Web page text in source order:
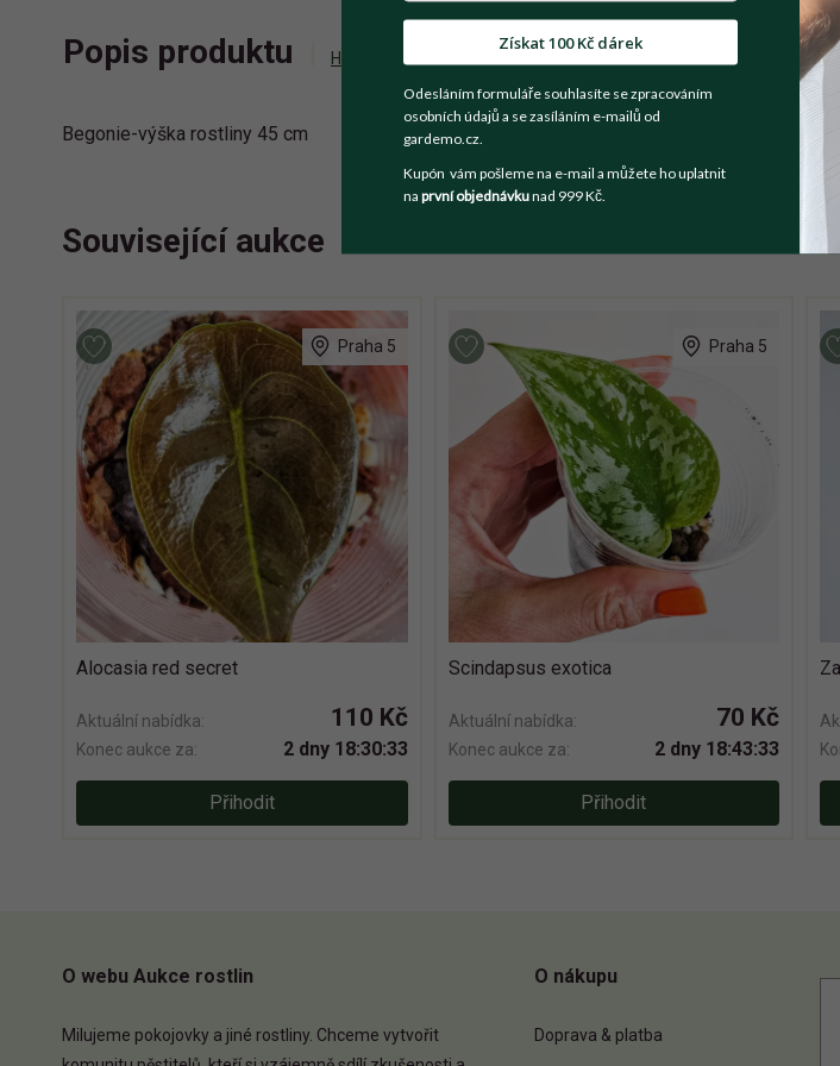
Popis produktu Historie příhozů
Begonie-výška rostliny 45 cm
Související aukce
Praha 5
Alocasia red secret
Aktuální nabídka: 110 Kč
Konec aukce za: 2 dny 18:30:33
Přihodit
Praha 5
Scindapsus exotica
Aktuální nabídka: 70 Kč
Konec aukce za: 2 dny 18:43:33
Přihodit
O webu Aukce rostlin
Milujeme pokojovky a jiné rostliny. Chceme vytvořit
O nákupu
Doprava & platba
Získat 100 Kč dárek
Odesláním formuláře souhlasíte se zpracováním
osobních údajů a se zasíláním e-mailů od
gardemo.cz.
Kupón vám pošleme na e-mail a můžete ho uplatnit
na první objednávkunad 999 Kč.